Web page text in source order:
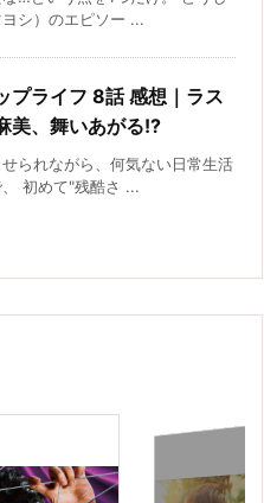
シ）のエピソー ...
プライフ 8話 感想｜ラス
美、舞いあがる!?
られながら、何気ない日常生活
初めて"残酷さ ...